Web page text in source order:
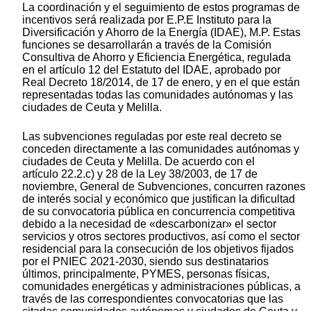
La coordinación y el seguimiento de estos programas de
incentivos será realizada por E.P.E Instituto para la
Diversificación y Ahorro de la Energía (IDAE), M.P. Estas
funciones se desarrollarán a través de la Comisión
Consultiva de Ahorro y Eficiencia Energética, regulada
en el artículo 12 del Estatuto del IDAE, aprobado por
Real Decreto 18/2014, de 17 de enero, y en el que están
representadas todas las comunidades autónomas y las
ciudades de Ceuta y Melilla.
Las subvenciones reguladas por este real decreto se
conceden directamente a las comunidades autónomas y
ciudades de Ceuta y Melilla. De acuerdo con el
artículo 22.2.c) y 28 de la Ley 38/2003, de 17 de
noviembre, General de Subvenciones, concurren razones
de interés social y económico que justifican la dificultad
de su convocatoria pública en concurrencia competitiva
debido a la necesidad de «descarbonizar» el sector
servicios y otros sectores productivos, así como el sector
residencial para la consecución de los objetivos fijados
por el PNIEC 2021-2030, siendo sus destinatarios
últimos, principalmente, PYMES, personas físicas,
comunidades energéticas y administraciones públicas, a
través de las correspondientes convocatorias que las